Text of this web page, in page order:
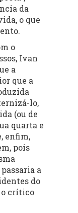
da
o que
o
Ivan
a
que a
lo,
(ou de
quarta e
enfim,
pois
a
do
o crítico